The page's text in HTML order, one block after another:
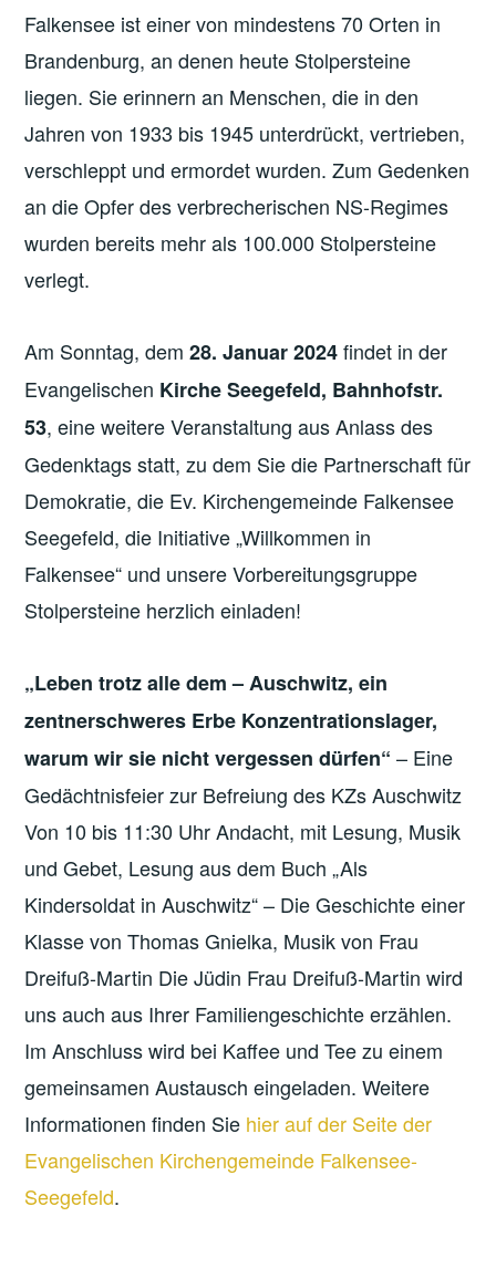
Falkensee ist einer von mindestens 70 Orten in
Brandenburg, an denen heute Stolpersteine
liegen. Sie erinnern an Menschen, die in den
Jahren von 1933 bis 1945 unterdrückt, vertrieben,
verschleppt und ermordet wurden. Zum Gedenken
an die Opfer des verbrecherischen NS-Regimes
wurden bereits mehr als 100.000 Stolpersteine
verlegt.
Am Sonntag, dem28. Januar 2024findet in der
Evangelischen Kirche Seegefeld, Bahnhofstr.
53, eine weitere Veranstaltung aus Anlass des
Gedenktags statt, zu dem Sie die Partnerschaft für
Demokratie, die Ev. Kirchengemeinde Falkensee
Seegefeld, die Initiative „Willkommen in
Falkensee“ und unsere Vorbereitungsgruppe
Stolpersteine herzlich einladen!
„Leben trotz alle dem – Auschwitz, ein
zentnerschweres Erbe Konzentrationslager,
warum wir sie nicht vergessen dürfen“ – Eine
Gedächtnisfeier zur Befreiung des KZs Auschwitz
Von 10 bis 11:30 Uhr Andacht, mit Lesung, Musik
und Gebet, Lesung aus dem Buch „Als
Kindersoldat in Auschwitz“ – Die Geschichte einer
Klasse von Thomas Gnielka, Musik von Frau
Dreifuß-Martin Die Jüdin Frau Dreifuß-Martin wird
uns auch aus Ihrer Familiengeschichte erzählen.
Im Anschluss wird bei Kaffee und Tee zu einem
gemeinsamen Austausch eingeladen. Weitere
Informationen finden Sie hier auf der Seite der
Evangelischen Kirchengemeinde Falkensee-
Seegefeld.